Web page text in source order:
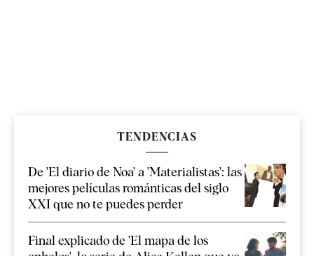
TENDENCIAS
De 'El diario de Noa' a 'Materialistas': las
mejores películas románticas del siglo
XXI que no te puedes perder
Final explicado de 'El mapa de los